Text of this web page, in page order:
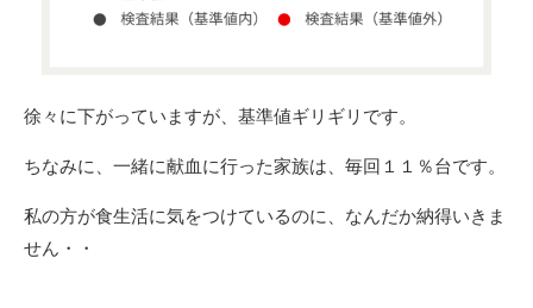
徐々に下がっていますが、基準値ギリギリです。
ちなみに、一緒に献血に行った家族は、毎回１１％台です。
私の方が食生活に気をつけているのに、なんだか納得いきま
せん・・